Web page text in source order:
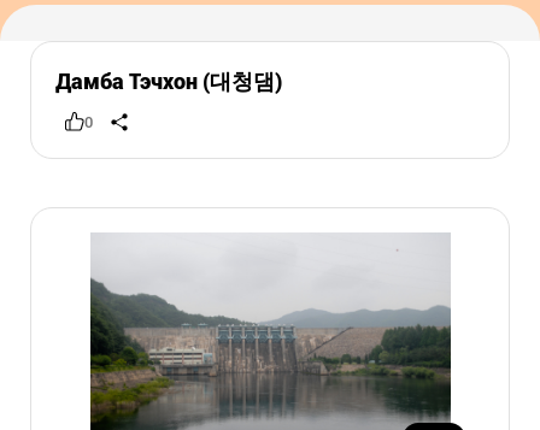
Дамба Тэчхон (대청댐)
0